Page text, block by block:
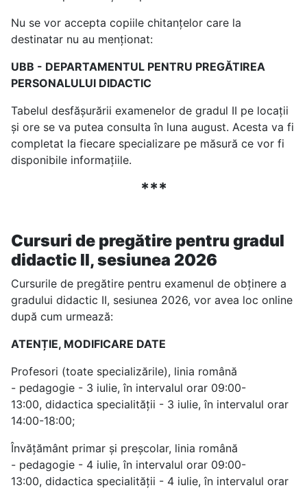
Nu se vor accepta copiile chitanţelor care la
destinatar nu au menţionat:
UBB - DEPARTAMENTUL PENTRU PREGĂTIREA
PERSONALULUI DIDACTIC
Tabelul desfășurării examenelor de gradul II pe locații
și ore se va putea consulta în luna august. Acesta va fi
completat la fiecare specializare pe măsură ce vor fi
disponibile informațiile.
***
Cursuri de pregătire pentru gradul
didactic II, sesiunea 2026
Cursurile de pregătire pentru examenul de obținere a
gradului didactic II, sesiunea 2026, vor avea loc online
după cum urmează:
ATENȚIE, MODIFICARE DATE
Profesori (toate specializările), linia română
- pedagogie - 3 iulie, în intervalul orar 09:00-
13:00, didactica specialității - 3 iulie, în intervalul orar
14:00-18:00;
Învățământ primar și preșcolar, linia română
- pedagogie - 4 iulie, în intervalul orar 09:00-
13:00, didactica specialității - 4 iulie, în intervalul orar